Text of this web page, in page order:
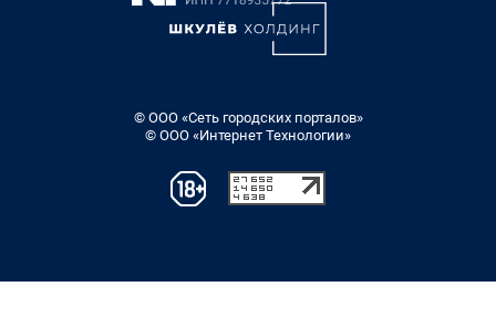
© ООО «Сеть городских порталов»
© ООО «Интернет Технологии»